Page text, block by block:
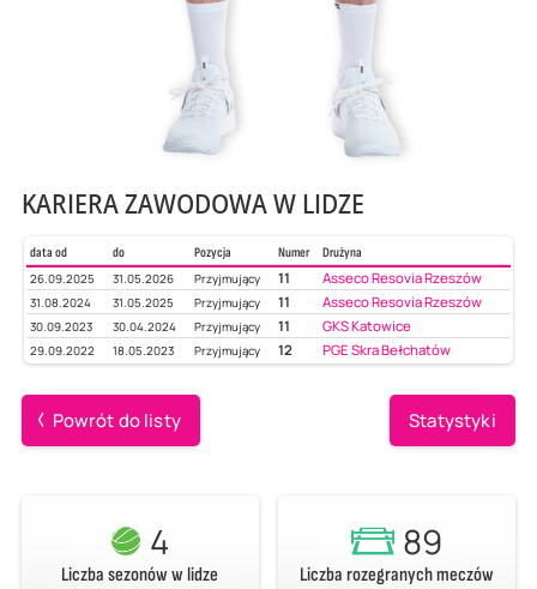
KARIERA ZAWODOWA W LIDZE
data od do Pozycja Numer
Drużyna
26.09.2025
31.05.2026 Przyjmujący 11 Asseco Resovia Rzeszów
31.08.2024 31.05.2025 Przyjmujący 11 Asseco Resovia Rzeszów
30.09.2023 30.04.2024 Przyjmujący 11 GKS Katowice
29.09.2022 18.05.2023 Przyjmujący 12 PGE Skra Bełchatów
Powrót do listy Statystyki
4
Liczba sezonów w lidze
89
Liczba rozegranych meczów